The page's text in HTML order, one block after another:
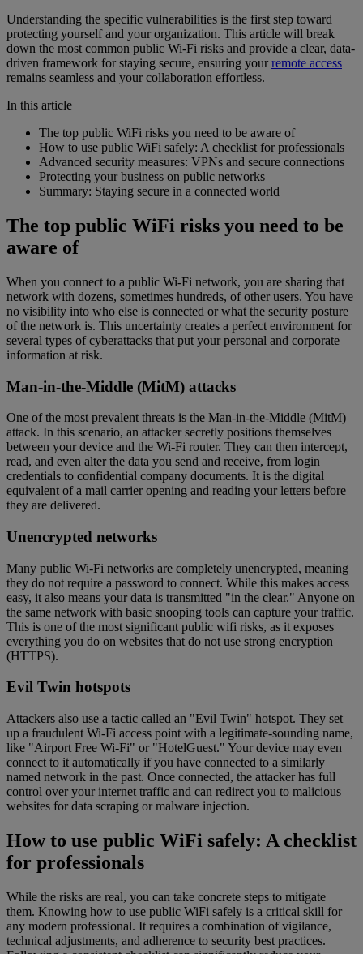
Understanding the specific vulnerabilities is the first step toward
protecting yourself and your organization. This article will break
down the most common public Wi-Fi risks and provide a clear, data-
driven framework for staying secure, ensuring yourremote access
remains seamless and your collaboration effortless.
In this article
The top public WiFi risks you need to be aware of
How to use public WiFi safely: A checklist for professionals
Advanced security measures: VPNs and secure connections
Protecting your business on public networks
Summary: Staying secure in a connected world
The top public WiFi risks you need to be
aware of
When you connect to a public Wi-Fi network, you are sharing that
network with dozens, sometimes hundreds, of other users. You have
no visibility into who else is connected or what the security posture
of the network is. This uncertainty creates a perfect environment for
several types of cyberattacks that put your personal and corporate
information at risk.
Man-in-the-Middle (MitM) attacks
One of the most prevalent threats is the Man-in-the-Middle (MitM)
attack. In this scenario, an attacker secretly positions themselves
between your device and the Wi-Fi router. They can then intercept,
read, and even alter the data you send and receive, from login
credentials to confidential company documents. It is the digital
equivalent of a mail carrier opening and reading your letters before
they are delivered.
Unencrypted networks
Many public Wi-Fi networks are completely unencrypted, meaning
they do not require a password to connect. While this makes access
easy, it also means your data is transmitted "in the clear." Anyone on
the same network with basic snooping tools can capture your traffic.
This is one of the most significant public wifi risks, as it exposes
everything you do on websites that do not use strong encryption
(HTTPS).
Evil Twin hotspots
Attackers also use a tactic called an "Evil Twin" hotspot. They set
up a fraudulent Wi-Fi access point with a legitimate-sounding name,
like "Airport Free Wi-Fi" or "HotelGuest." Your device may even
connect to it automatically if you have connected to a similarly
named network in the past. Once connected, the attacker has full
control over your internet traffic and can redirect you to malicious
websites for data scraping or malware injection.
How to use public WiFi safely: A checklist
for professionals
While the risks are real, you can take concrete steps to mitigate
them. Knowing how to use public WiFi safely is a critical skill for
any modern professional. It requires a combination of vigilance,
technical adjustments, and adherence to security best practices.